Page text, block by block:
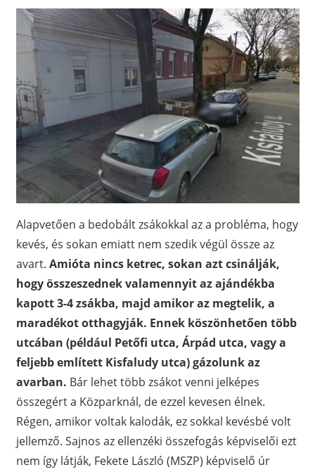
Alapvetően a bedobált zsákokkal az a probléma, hogy
kevés, és sokan emiatt nem szedik végül össze az
avart. Amióta nincs ketrec, sokan azt csinálják,
hogy összeszednek valamennyit az ajándékba
kapott 3-4 zsákba, majd amikor az megtelik, a
maradékot otthagyják. Ennek köszönhetően több
utcában (például Petőfi utca, Árpád utca, vagy a
feljebb említett Kisfaludy utca) gázolunk az
avarban. Bár lehet több zsákot venni jelképes
összegért a Közparknál, de ezzel kevesen élnek.
Régen, amikor voltak kalodák, ez sokkal kevésbé volt
jellemző. Sajnos az ellenzéki összefogás képviselői ezt
nem így látják, Fekete László (MSZP) képviselő úr